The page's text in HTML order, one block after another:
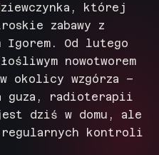
której
zabawy z
Od lutego
nowotworem
w okolicy wzgórza –
guza, radioterapii
dziś w domu, ale
regularnych kontroli